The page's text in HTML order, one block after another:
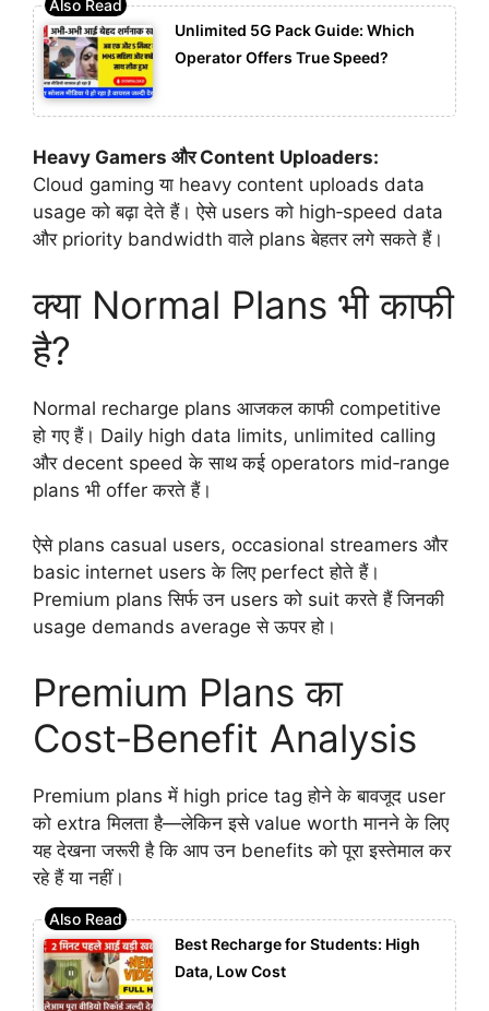
Unlimited 5G Pack Guide: Which
Operator Offers True Speed?
Heavy Gamers और Content Uploaders:
Cloud gaming या heavy content uploads data
usage को बढ़ा देते हैं। ऐसे users को high‑speed data
और priority bandwidth वाले plans बेहतर लगे सकते हैं।
क्या Normal Plans भी काफी
है?
Normal recharge plans आजकल काफी competitive
हो गए हैं। Daily high data limits, unlimited calling
और decent speed के साथ कई operators mid‑range
plans भी offer करते हैं।
ऐसे plans casual users, occasional streamers और
basic internet users के लिए perfect होते हैं।
Premium plans सिर्फ उन users को suit करते हैं जिनकी
usage demands average से ऊपर हो।
Premium Plans का
Cost‑Benefit Analysis
Premium plans में high price tag होने के बावजूद user
को extra मिलता है—लेकिन इसे value worth मानने के लिए
यह देखना जरूरी है कि आप उन benefits को पूरा इस्तेमाल कर
रहे हैं या नहीं।
Best Recharge for Students: High
Data, Low Cost